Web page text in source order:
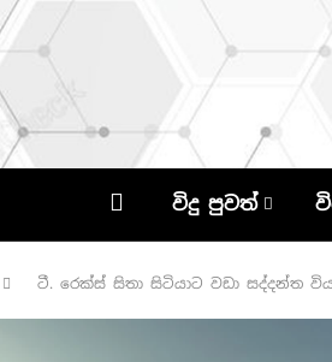
විදු පුවත්
ටී. රෙක්ස් සිතා සිටියාට වඩා සද්දන්ත